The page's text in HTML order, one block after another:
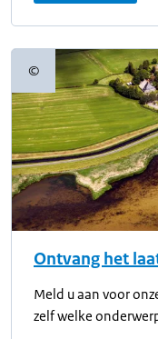
©Copyrightinformatie
Ontvang het
Meld u aan voor
zelf welke